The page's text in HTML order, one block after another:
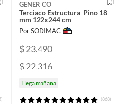
GENERICO
Terciado Estructural Pino 18
mm 122x244 cm
Por SODIMAC
$ 23.490
$ 22.316
Llega mañana
(868)